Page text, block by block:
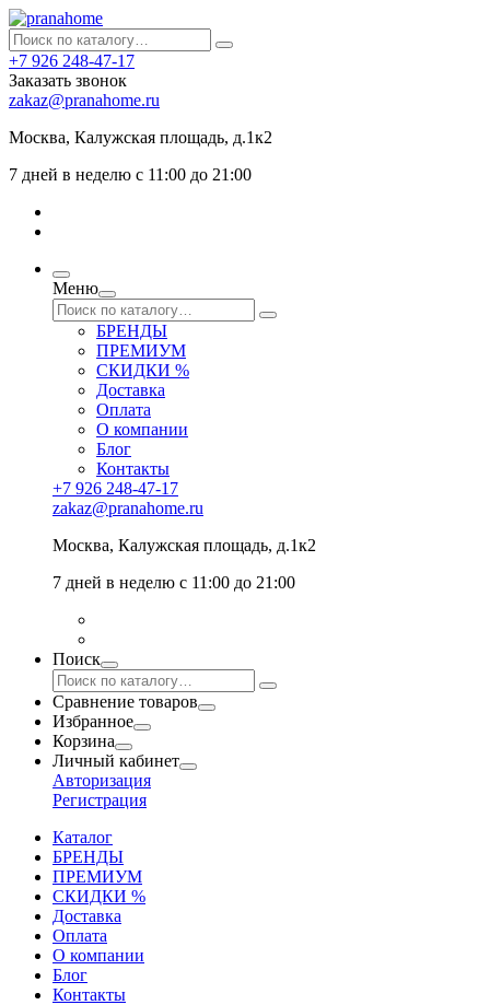
+7 926 248-47-17
Заказать звонок
zakaz@pranahome.ru
Москва, Калужская площадь, д.1к2
7 дней в неделю с 11:00 до 21:00
Меню
БРЕНДЫ
ПРЕМИУМ
СКИДКИ %
Доставка
Оплата
О компании
Блог
Контакты
+7 926 248-47-17
zakaz@pranahome.ru
Москва, Калужская площадь, д.1к2
7 дней в неделю с 11:00 до 21:00
Поиск
Сравнение товаров
Избранное
Корзина
Личный кабинет
Авторизация
Регистрация
Каталог
БРЕНДЫ
ПРЕМИУМ
СКИДКИ %
Доставка
Оплата
О компании
Блог
Контакты